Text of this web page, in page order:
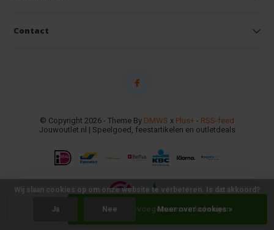
+ Toevoegen aan winkelwagen
Contact
© Copyright 2026 - Theme By DMWS x Plus+ - RSS-feed
Jouwoutlet.nl | Speelgoed, feestartikelen en outletdeals
Wij slaan cookies op om onze website te verbeteren. Is dat akkoord?
Ja Nee Meer over cookies »